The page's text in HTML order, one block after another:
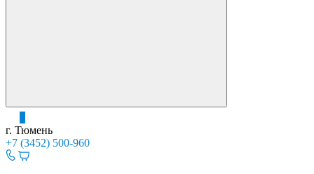
г. Тюмень
+7 (3452) 500-960